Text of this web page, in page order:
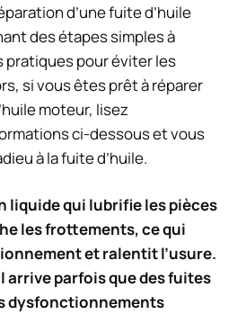
d’une fuite d’huile
des étapes simples à
pratiques pour éviter les
si vous êtes prêt à réparer
moteur, lisez
ci-dessous et vous
à la fuite d’huile.
liquide qui lubrifie les pièces
les frottements, ce qui
et ralentit l’usure.
arrive parfois que des fuites
dysfonctionnements